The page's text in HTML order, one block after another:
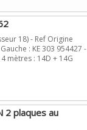
18) - Ref Origine
: KE 303 954427 -
mètres : 14D + 14G
2 plaques au